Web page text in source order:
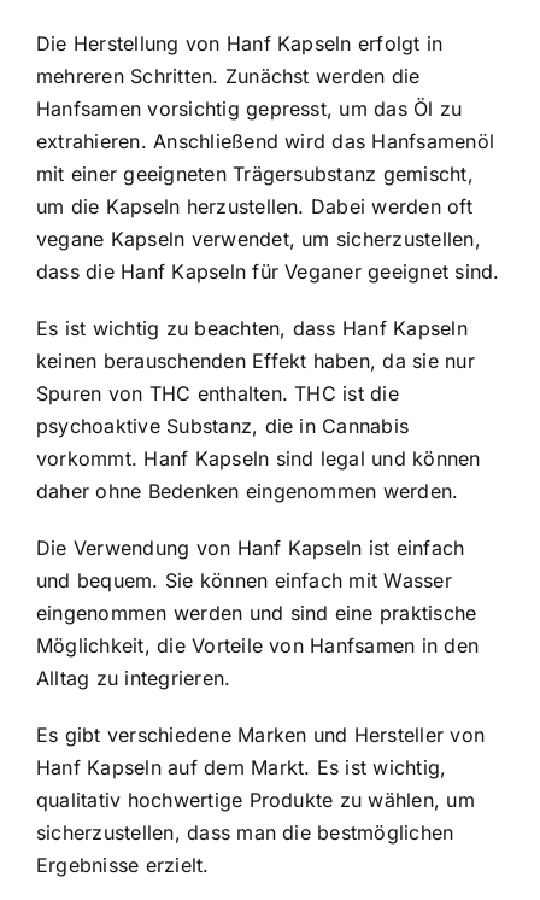
Die Herstellung von Hanf Kapseln erfolgt in
mehreren Schritten. Zunächst werden die
Hanfsamen vorsichtig gepresst, um das Öl zu
extrahieren. Anschließend wird das Hanfsamenöl
mit einer geeigneten Trägersubstanz gemischt,
um die Kapseln herzustellen. Dabei werden oft
vegane Kapseln verwendet, um sicherzustellen,
dass die Hanf Kapseln für Veganer geeignet sind.
Es ist wichtig zu beachten, dass Hanf Kapseln
keinen berauschenden Effekt haben, da sie nur
Spuren von THC enthalten. THC ist die
psychoaktive Substanz, die in Cannabis
vorkommt. Hanf Kapseln sind legal und können
daher ohne Bedenken eingenommen werden.
Die Verwendung von Hanf Kapseln ist einfach
und bequem. Sie können einfach mit Wasser
eingenommen werden und sind eine praktische
Möglichkeit, die Vorteile von Hanfsamen in den
Alltag zu integrieren.
Es gibt verschiedene Marken und Hersteller von
Hanf Kapseln auf dem Markt. Es ist wichtig,
qualitativ hochwertige Produkte zu wählen, um
sicherzustellen, dass man die bestmöglichen
Ergebnisse erzielt.